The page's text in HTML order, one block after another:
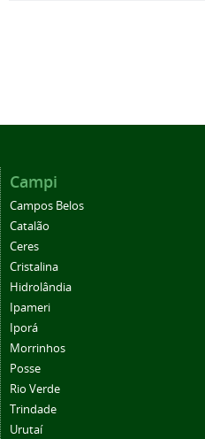
Campi
Campos Belos
Catalão
Ceres
Cristalina
Hidrolândia
Ipameri
Iporá
Morrinhos
Posse
Rio Verde
Trindade
Urutaí